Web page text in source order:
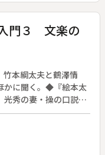
門３ 文楽の
本綱太夫と鶴澤情
かに聞く。◆『絵本太
光秀の妻・操の口説
泣き（笑い３年、泣き
る三味線。目線と指
理解する。◆「絵本
、三味線鶴澤清介、